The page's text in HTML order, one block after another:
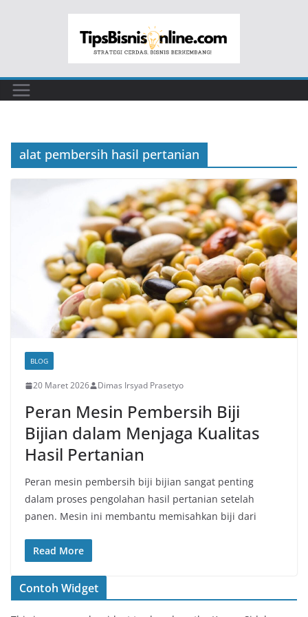
alat pembersih hasil pertanian
BLOG
20 Maret 2026 Dimas Irsyad Prasetyo
Peran Mesin Pembersih Biji
Bijian dalam Menjaga Kualitas
Hasil Pertanian
Peran mesin pembersih biji bijian sangat penting
dalam proses pengolahan hasil pertanian setelah
panen. Mesin ini membantu memisahkan biji dari
Read More
Contoh Widget